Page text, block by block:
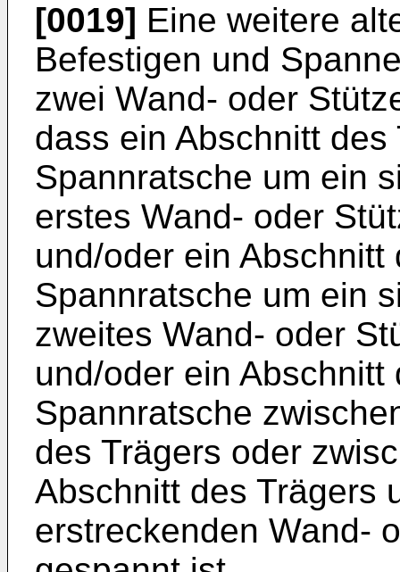
[0019] Eine weitere
Befestigen und
zwei Wand- oder
dass ein Abschnitt
Spannratsche um ein
erstes Wand- oder
und/oder ein
Spannratsche um ein
zweites Wand- oder
und/oder ein
Spannratsche
des Trägers oder
Abschnitt des Trägers
erstreckenden Wand-